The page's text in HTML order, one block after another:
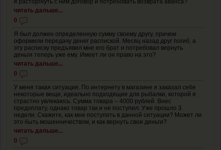
я расторгнуть с ним договор и потребовать возврата аванса?
читать дальше...
0
Я был должен определенную сумму своему другу, причем
оформили передачу денег распиской. Месяц назад друг погиб, а
эту расписку предъявил мне его брат и потребовал вернуть
деньги теперь уже ему. Имеет ли он право на это?
читать дальше...
0
У меня такая ситуация. По интернету в магазине я заказал себе
некоторые вещи, идеально подходящие для рыбалки, которой я
страстно увлекаюсь. Сумма товара – 4000 рублей. Внес
предоплату, однако товар так и не поступил. Уже прошло 3
недели. Скажите, как мне поступить в данной ситуации? Может ли
это быть мошенничеством, и как вернуть свои деньги?
читать дальше...
0